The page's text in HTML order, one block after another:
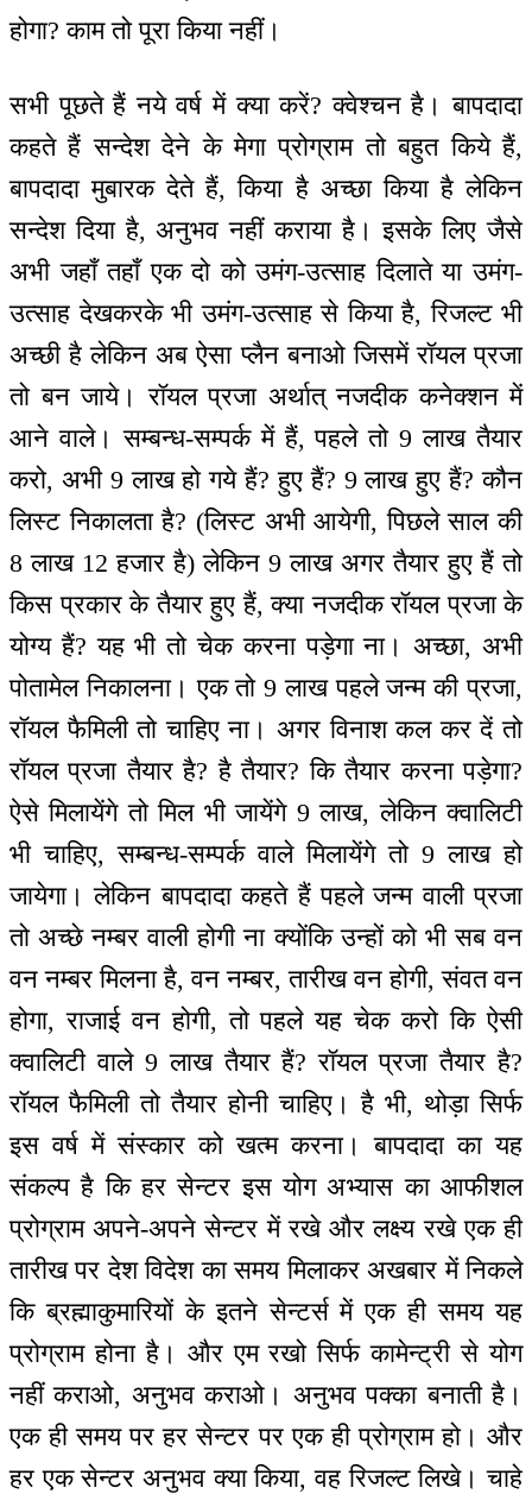
होगा? काम तो पूरा किया नहीं।
सभी पूछते हैं नये वर्ष में क्या करें? क्वेश्चन है। बापदादा
कहते हैं सन्देश देने के मेगा प्रोग्राम तो बहुत किये हैं,
बापदादा मुबारक देते हैं, किया है अच्छा किया है लेकिन
सन्देश दिया है, अनुभव नहीं कराया है। इसके लिए जैसे
अभी जहाँ तहाँ एक दो को उमंग-उत्साह दिलाते या उमंग-
उत्साह देखकरके भी उमंग-उत्साह से किया है, रिजल्ट भी
अच्छी है लेकिन अब ऐसा प्लैन बनाओ जिसमें रॉयल प्रजा
तो बन जाये। रॉयल प्रजा अर्थात् नजदीक कनेक्शन में
आने वाले। सम्बन्ध-सम्पर्क में हैं, पहले तो 9 लाख तैयार
करो, अभी 9 लाख हो गये हैं? हुए हैं? 9 लाख हुए हैं? कौन
लिस्ट निकालता है? (लिस्ट अभी आयेगी, पिछले साल की
8 लाख 12 हजार है) लेकिन 9 लाख अगर तैयार हुए हैं तो
किस प्रकार के तैयार हुए हैं, क्या नजदीक रॉयल प्रजा के
योग्य हैं? यह भी तो चेक करना पड़ेगा ना। अच्छा, अभी
पोतामेल निकालना। एक तो 9 लाख पहले जन्म की प्रजा,
रॉयल फैमिली तो चाहिए ना। अगर विनाश कल कर दें तो
रॉयल प्रजा तैयार है? है तैयार? कि तैयार करना पड़ेगा?
ऐसे मिलायेंगे तो मिल भी जायेंगे 9 लाख, लेकिन क्वालिटी
भी चाहिए, सम्बन्ध-सम्पर्क वाले मिलायेंगे तो 9 लाख हो
जायेगा। लेकिन बापदादा कहते हैं पहले जन्म वाली प्रजा
तो अच्छे नम्बर वाली होगी ना क्योंकि उन्हों को भी सब वन
वन नम्बर मिलना है, वन नम्बर, तारीख वन होगी, संवत वन
होगा, राजाई वन होगी, तो पहले यह चेक करो कि ऐसी
क्वालिटी वाले 9 लाख तैयार हैं? रॉयल प्रजा तैयार है?
रॉयल फैमिली तो तैयार होनी चाहिए। है भी, थोड़ा सिर्फ
इस वर्ष में संस्कार को खत्म करना। बापदादा का यह
संकल्प है कि हर सेन्टर इस योग अभ्यास का आफीशल
प्रोग्राम अपने-अपने सेन्टर में रखे और लक्ष्य रखे एक ही
तारीख पर देश विदेश का समय मिलाकर अखबार में निकले
कि ब्रह्माकुमारियों के इतने सेन्टर्स में एक ही समय यह
प्रोग्राम होना है। और एम रखो सिर्फ कामेन्ट्री से योग
नहीं कराओ, अनुभव कराओ। अनुभव पक्का बनाती है।
एक ही समय पर हर सेन्टर पर एक ही प्रोग्राम हो। और
हर एक सेन्टर अनुभव क्या किया, वह रिजल्ट लिखे। चाहे